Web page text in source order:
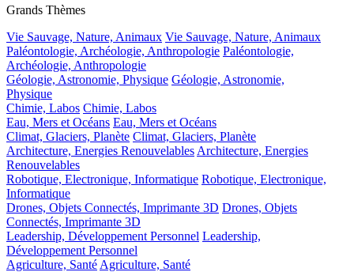
Grands Thèmes
Vie Sauvage, Nature, Animaux Vie Sauvage, Nature, Animaux
Paléontologie, Archéologie, Anthropologie Paléontologie,
Archéologie, Anthropologie
Géologie, Astronomie, Physique Géologie, Astronomie,
Physique
Chimie, Labos Chimie, Labos
Eau, Mers et Océans Eau, Mers et Océans
Climat, Glaciers, Planète Climat, Glaciers, Planète
Architecture, Energies Renouvelables Architecture, Energies
Renouvelables
Robotique, Electronique, Informatique Robotique, Electronique,
Informatique
Drones, Objets Connectés, Imprimante 3D Drones, Objets
Connectés, Imprimante 3D
Leadership, Développement Personnel Leadership,
Développement Personnel
Agriculture, Santé Agriculture, Santé